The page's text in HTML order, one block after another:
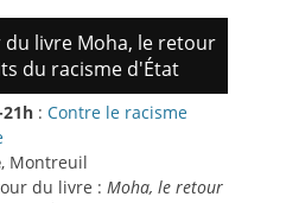
livre Moha, le retour
du racisme d'État
: Contre le racisme
, Montreuil
du livre : Moha, le retour